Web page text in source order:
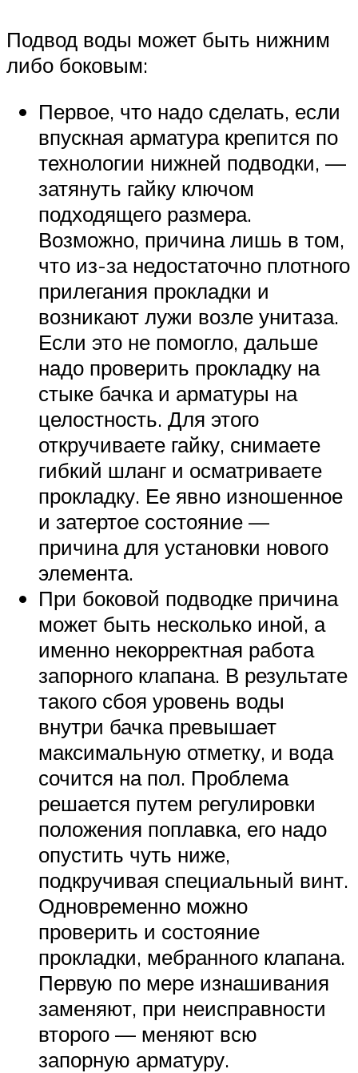
Подвод воды может быть нижним
либо боковым:
Первое, что надо сделать, если
впускная арматура крепится по
технологии нижней подводки, —
затянуть гайку ключом
подходящего размера.
Возможно, причина лишь в том,
что из-за недостаточно плотного
прилегания прокладки и
возникают лужи возле унитаза.
Если это не помогло, дальше
надо проверить прокладку на
стыке бачка и арматуры на
целостность. Для этого
откручиваете гайку, снимаете
гибкий шланг и осматриваете
прокладку. Ее явно изношенное
и затертое состояние —
причина для установки нового
элемента.
При боковой подводке причина
может быть несколько иной, а
именно некорректная работа
запорного клапана. В результате
такого сбоя уровень воды
внутри бачка превышает
максимальную отметку, и вода
сочится на пол. Проблема
решается путем регулировки
положения поплавка, его надо
опустить чуть ниже,
подкручивая специальный винт.
Одновременно можно
проверить и состояние
прокладки, мебранного клапана.
Первую по мере изнашивания
заменяют, при неисправности
второго — меняют всю
запорную арматуру.